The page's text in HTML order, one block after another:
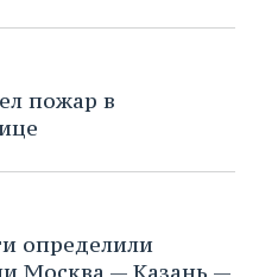
пожар в
определили